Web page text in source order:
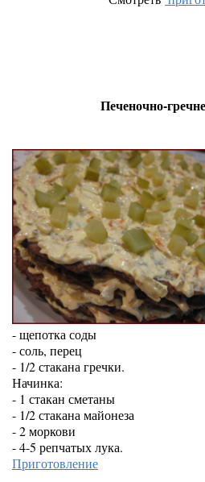
Печеночно-
- щепотка соды
- соль, перец
- 1/2 стакана гречки.
Начинка:
- 1 стакан сметаны
- 1/2 стакана майонеза
- 2 моркови
- 4-5 репчатых лука.
Приготовление